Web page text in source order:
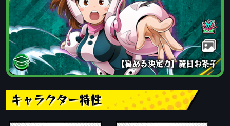
【高める決定力】麗日お茶子
キャラクター特性